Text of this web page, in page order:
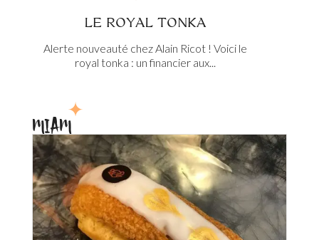
LE ROYAL TONKA
Alerte nouveauté chez Alain Ricot ! Voici le
royal tonka : un financier aux...
MIAM